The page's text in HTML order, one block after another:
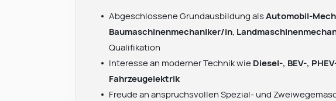
Abgeschlossene Grundausbildung alsAutomobil-
Baumaschinenmechaniker/in,
Qualifikation
Interesse an moderner Technik wie Diesel-, BEV-,
Fahrzeugelektrik
Freude an anspruchsvollen Spezial- und